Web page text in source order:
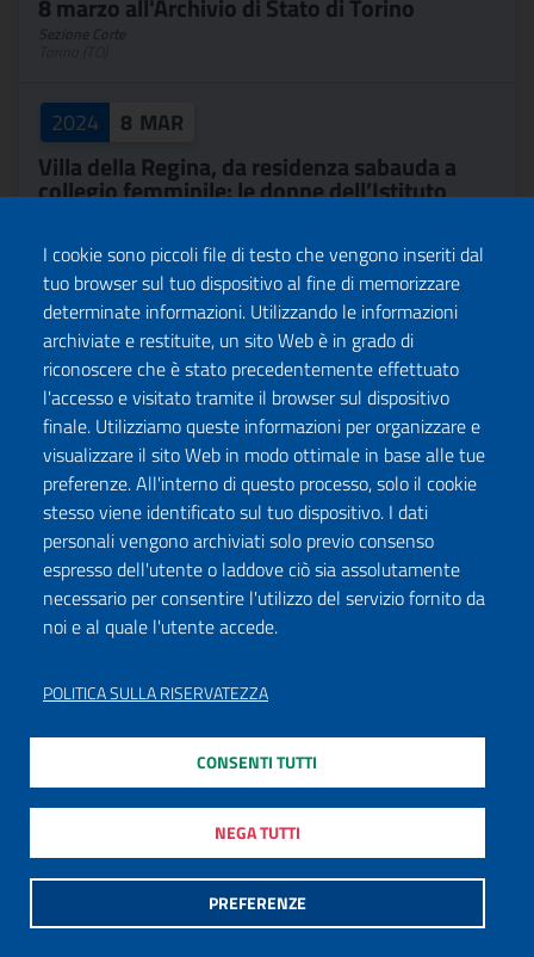
8 marzo all'Archivio di Stato di Torino
2024 8 MAR
Villa della Regina, da residenza sabauda a
collegio femminile: le donne dell’Istituto
Torino (TO)
2024 8 MAR
La storia dei Savoia-Carignano dalla parte
delle Donne
Palazzo Carignano
Torino (TO)
2024 8 MAR
La donna nella preistoria
Museo archeologico nazionale di Altamura
Altamura (BA)
Donne al potere. Isabella d’Aragona e Bona
Sforza al Castello di Bari
Bari (BA)
2024 8 MAR
Trame di Peucezia
Parco archeologico di Monte Sannace
I cookie sono piccoli file di testo che vengono inseriti dal
tuo browser sul tuo dispositivo al fine di memorizzare
determinate informazioni. Utilizzando le informazioni
archiviate e restituite, un sito Web è in grado di
riconoscere che è stato precedentemente effettuato
l'accesso e visitato tramite il browser sul dispositivo
finale. Utilizziamo queste informazioni per organizzare e
visualizzare il sito Web in modo ottimale in base alle tue
preferenze. All'interno di questo processo, solo il cookie
stesso viene identificato sul tuo dispositivo. I dati
personali vengono archiviati solo previo consenso
espresso dell'utente o laddove ciò sia assolutamente
necessario per consentire l'utilizzo del servizio fornito da
noi e al quale l'utente accede.
POLITICA SULLA RISERVATEZZA
PREFERENZE
NEGA TUTTI
CONSENTI TUTTI